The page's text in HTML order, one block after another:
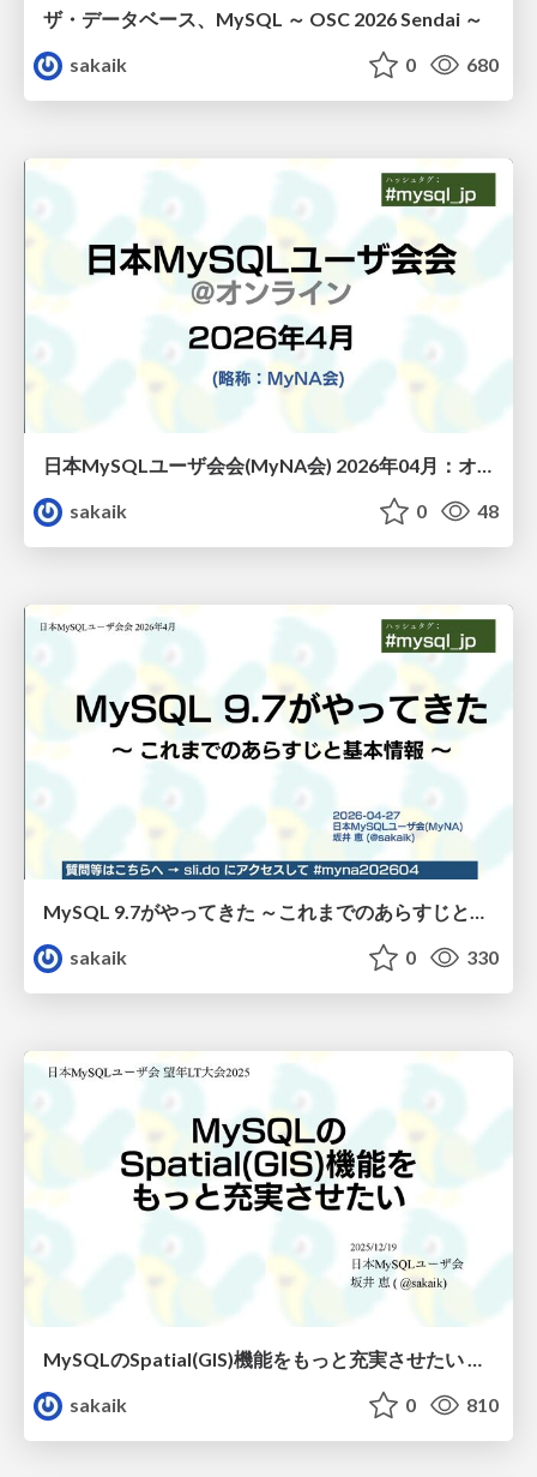
ザ・データベース、MySQL ～ OSC 2026 Sendai ～
sakaik
0 680
日本MySQLユーザ会会(MyNA会) 2026年04月：オープニングスライド / mynakai-202602-opening
sakaik
0 48
MySQL 9.7がやってきた ～これまでのあらすじと基本情報～ @ 日本MySQLユーザ会会2026年04月 / mysql97-yattekita
sakaik
0 330
MySQLのSpatial(GIS)機能をもっと充実させたい ～ MyNA望年会2025LT
sakaik
0 810